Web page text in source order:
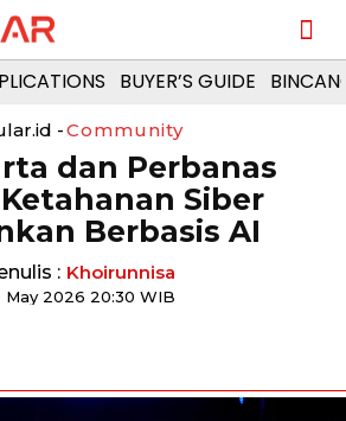
BUYER’S GUIDE
-Community
dan Perbanas
Siber
Berbasis AI
: Khoirunnisa
May 2026 20:30 WIB